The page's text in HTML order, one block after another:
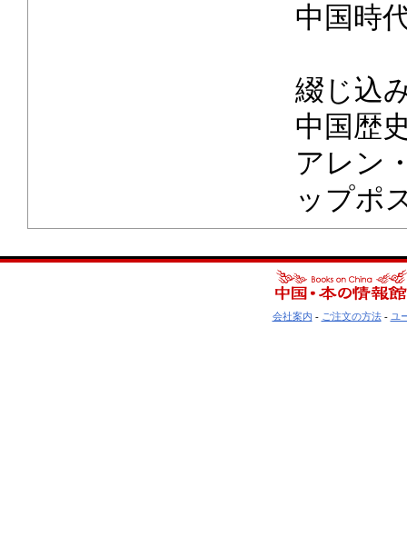
中国時
綴じ込
中国歴
アレン
ップポ
会社案内 - ご注文の方法- ユ